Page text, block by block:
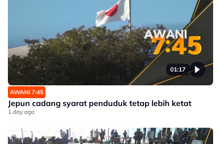
01:17
AWANI 7:45
Jepun cadang syarat penduduk tetap lebih ketat
1 day ago